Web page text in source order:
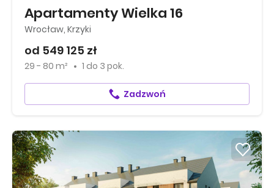
Apartamenty Wielka 16
Wrocław, Krzyki
od 549 125 zł
29 - 80 m² 1 do 3 pok.
Zadzwoń